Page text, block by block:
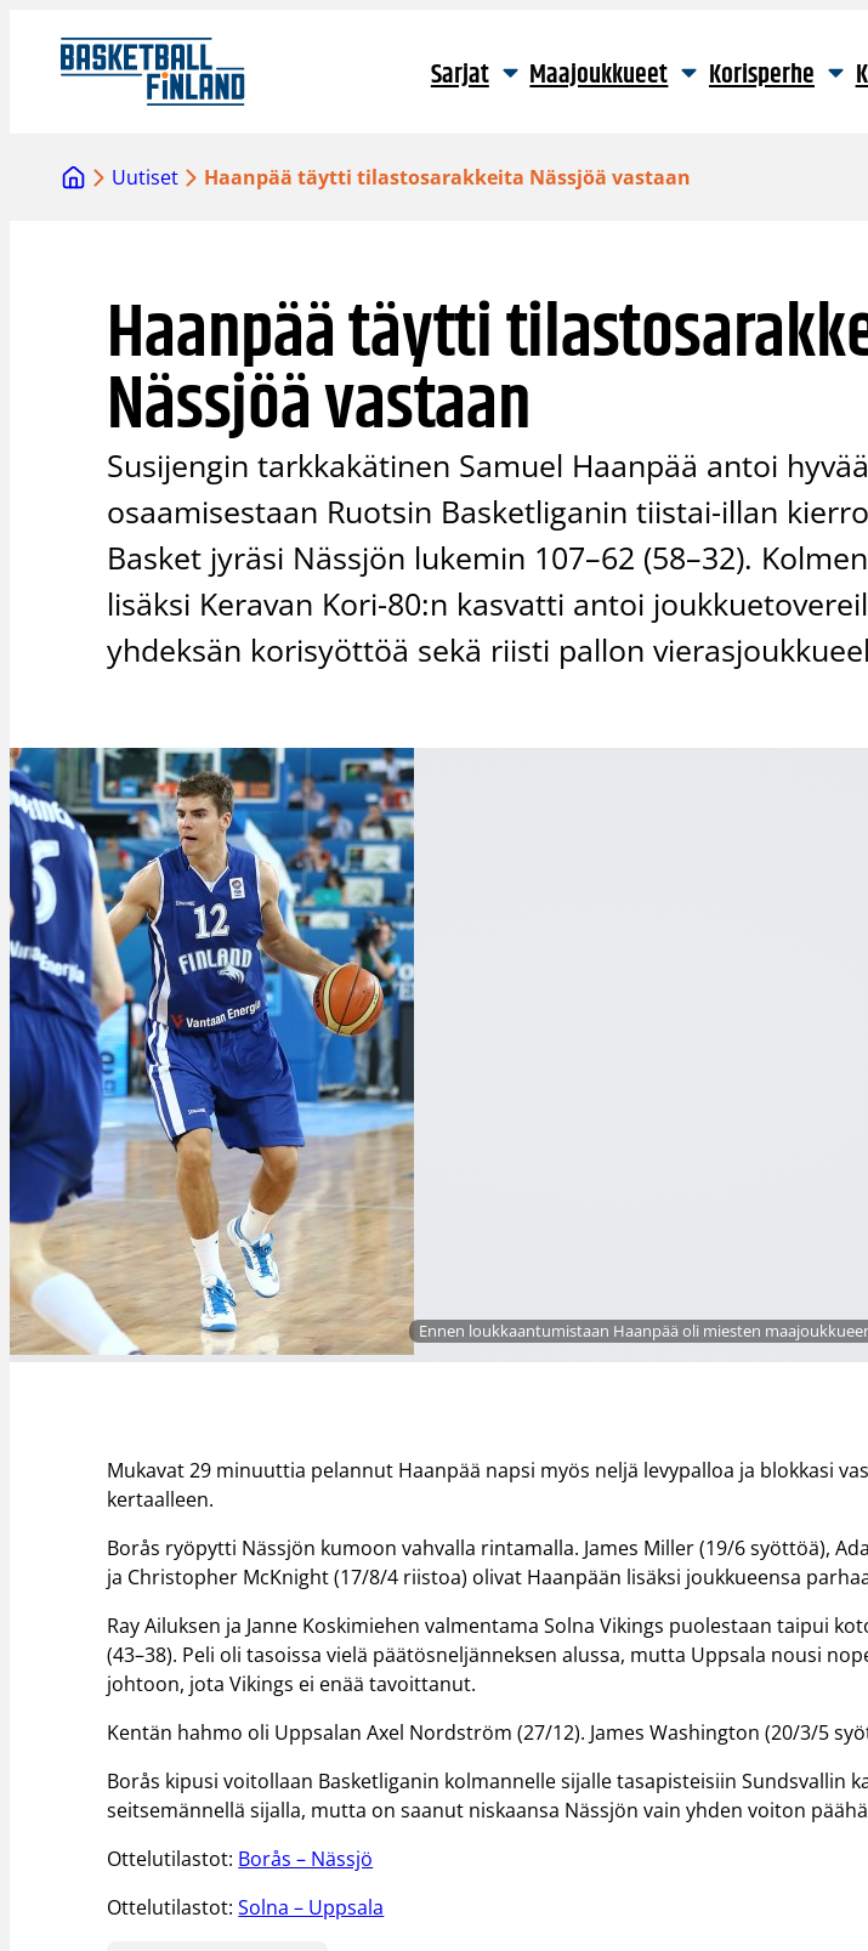
sisältöön
Sarjat Maajoukkueet Korisperhe
Uutiset Haanpää täytti tilastosarakkeita Nässjöä vastaan
Haanpää täytti
Nässjöä vastaan
Susijengin tarkkakätinen Samuel Haanpää antoi
osaamisestaan Ruotsin Basketliganin tiistai-illan
Basket jyräsi Nässjön lukemin 107–62 (58–32).
lisäksi Keravan Kori-80:n kasvatti antoi
yhdeksän korisyöttöä sekä riisti pallon
Ennen loukkaantumistaan Haanpää oli miesten
Mukavat 29 minuuttia pelannut Haanpää napsi myös neljä levypalloa ja blokkasi
kertaalleen.
Borås ryöpytti Nässjön kumoon vahvalla rintamalla. James Miller (19/6 syöttöä),
ja Christopher McKnight (17/8/4 riistoa) olivat Haanpään lisäksi joukkueensa
Ray Ailuksen ja Janne Koskimiehen valmentama Solna Vikings puolestaan taipui
(43–38). Peli oli tasoissa vielä päätösneljänneksen alussa, mutta Uppsala nousi
johtoon, jota Vikings ei enää tavoittanut.
Kentän hahmo oli Uppsalan Axel Nordström (27/12). James Washington (20/3/5
Borås kipusi voitollaan Basketliganin kolmannelle sijalle tasapisteisiin Sundsvallin
seitsemännellä sijalla, mutta on saanut niskaansa Nässjön vain yhden voiton
Ottelutilastot: Borås – Nässjö
Ottelutilastot:Solna – Uppsala